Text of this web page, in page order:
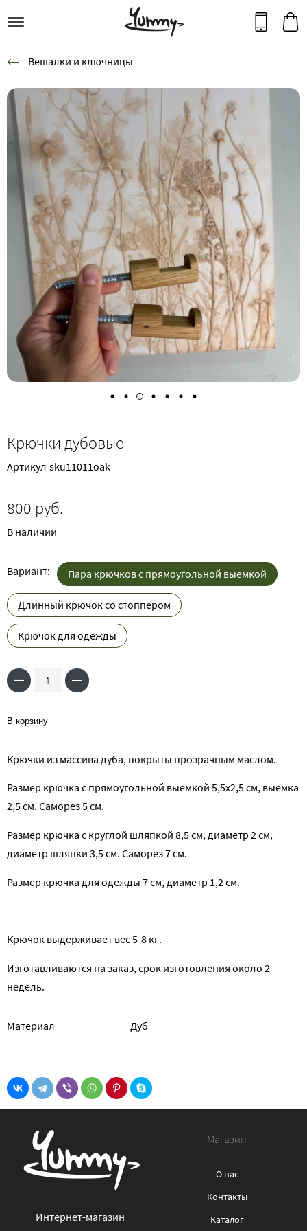
Вешалки и ключницы
Крючки дубовые
Артикул sku11011oak
800 руб.
В наличии
Вариант: Пара крючков с прямоугольной выемкой
Длинный крючок со стоппером
Крючок для одежды
В корзину
Крючки из массива дуба, покрыты прозрачным маслом.
Размер крючка с прямоугольной выемкой 5,5х2,5 см, выемка
2,5 см. Саморез 5 см.
Размер крючка с круглой шляпкой 8,5 см, диаметр 2 см,
диаметр шляпки 3,5 см. Саморез 7 см.
Размер крючка для одежды 7 см, диаметр 1,2 см.
Крючок выдерживает вес 5-8 кг.
Изготавливаются на заказ, срок изготовления около 2
недель.
Материал Дуб
Интернет-магазин
Магазин
О нас
Контакты
Каталог